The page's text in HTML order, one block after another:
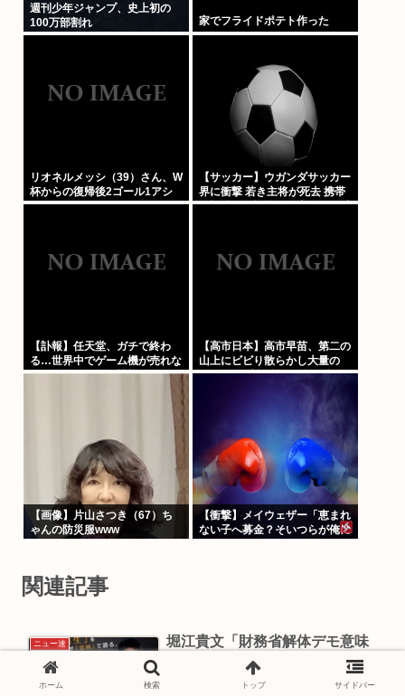
週刊少年ジャンプ、史上初の
100万部割れ
家でフライドポテト作った
リオネルメッシ（39）さん、W
杯からの復帰後2ゴール1アシ
ストしてしまうwww
【サッカー】ウガンダサッカー
界に衝撃 若き主将が死去 携帯
電話強盗に抵抗した末に石で滅
【訃報】任天堂、ガチで終わ
る…世界中でゲーム機が売れな
くなってしまった模様
【高市日本】高市早苗、第二の
山上にビビり散らかし大量の
SPを従え演説台にも全面防弾
【画像】片山さつき（67）ち
ゃんの防災服www
【衝撃】メイウェザー「恵まれ
ない子へ募金？そいつらが俺に
関連記事
ニュー速
堀江貴文「財務省解体デモ意味
ホーム 検索 トップ サイドバー